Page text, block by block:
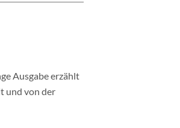
Ausgabe erzählt
und von der